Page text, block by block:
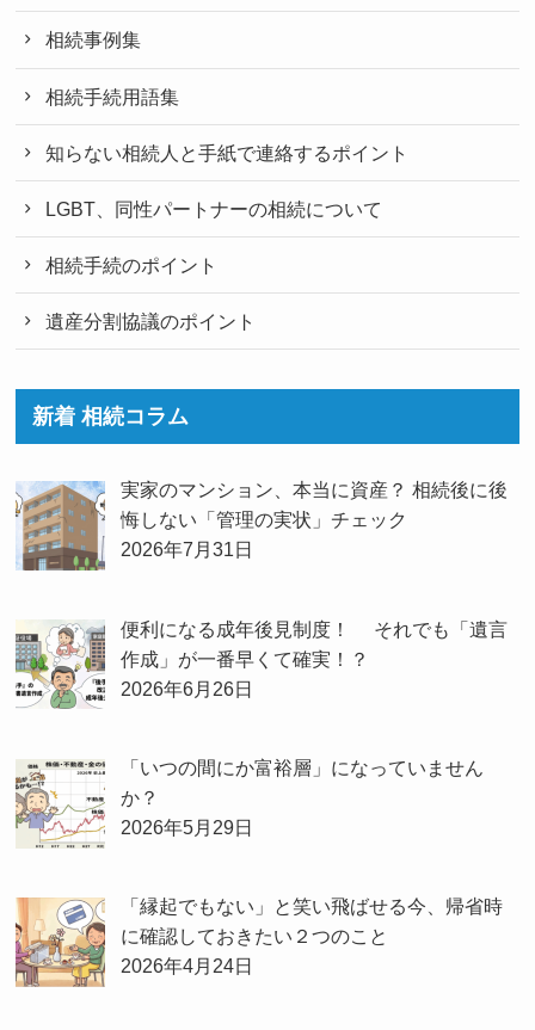
相続事例集
相続手続用語集
知らない相続人と手紙で連絡するポイント
LGBT、同性パートナーの相続について
相続手続のポイント
遺産分割協議のポイント
新着 相続コラム
実家のマンション、本当に資産？ 相続後に後
悔しない「管理の実状」チェック
2026年7月31日
便利になる成年後見制度！ それでも「遺言
作成」が一番早くて確実！？
2026年6月26日
「いつの間にか富裕層」になっていません
か？
2026年5月29日
「縁起でもない」と笑い飛ばせる今、帰省時
に確認しておきたい２つのこと
2026年4月24日